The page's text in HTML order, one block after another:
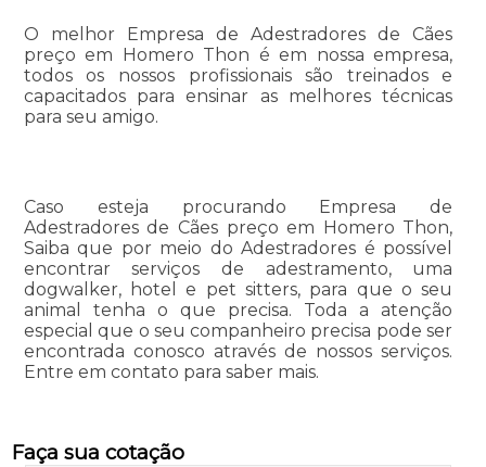
O melhor Empresa de Adestradores de Cães
preço em Homero Thon é em nossa empresa,
todos os nossos profissionais são treinados e
capacitados para ensinar as melhores técnicas
para seu amigo.
Caso esteja procurando Empresa de
Adestradores de Cães preço em Homero Thon,
Saiba que por meio do Adestradores é possível
encontrar serviços de adestramento, uma
dogwalker, hotel e pet sitters, para que o seu
animal tenha o que precisa. Toda a atenção
especial que o seu companheiro precisa pode ser
encontrada conosco através de nossos serviços.
Entre em contato para saber mais.
Faça sua cotação